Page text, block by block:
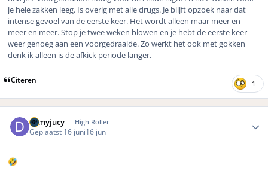
je hele zakken leeg. Is overig met alle drugs. Je blijft opzoek naar dat
intense gevoel van de eerste keer. Het wordt alleen maar meer en
meer en meer. Stop je twee weken blowen en je hebt de eerste keer
weer genoeg aan een voorgedraaide. Zo werkt het ook met gokken
denk ik alleen is de afkick periode langer.
Citeren 1
demyjucy High Roller
Geplaatst 16 juni16 jun
🤣